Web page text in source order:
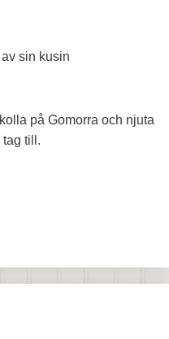
sin kusin
på Gomorra och njuta
tag till.